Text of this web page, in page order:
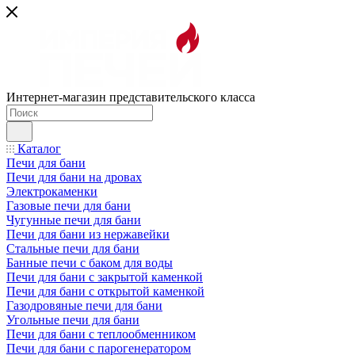
Интернет-магазин представительского класса
Каталог
Печи для бани
Печи для бани на дровах
Электрокаменки
Газовые печи для бани
Чугунные печи для бани
Печи для бани из нержавейки
Стальные печи для бани
Банные печи с баком для воды
Печи для бани с закрытой каменкой
Печи для бани с открытой каменкой
Газодровяные печи для бани
Угольные печи для бани
Печи для бани с теплообменником
Печи для бани с парогенератором